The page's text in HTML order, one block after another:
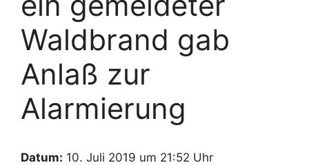
Waldbrand gab
Anlaß zur
Alarmierung
Datum: 10. Juli 2019 um 21:52 Uhr